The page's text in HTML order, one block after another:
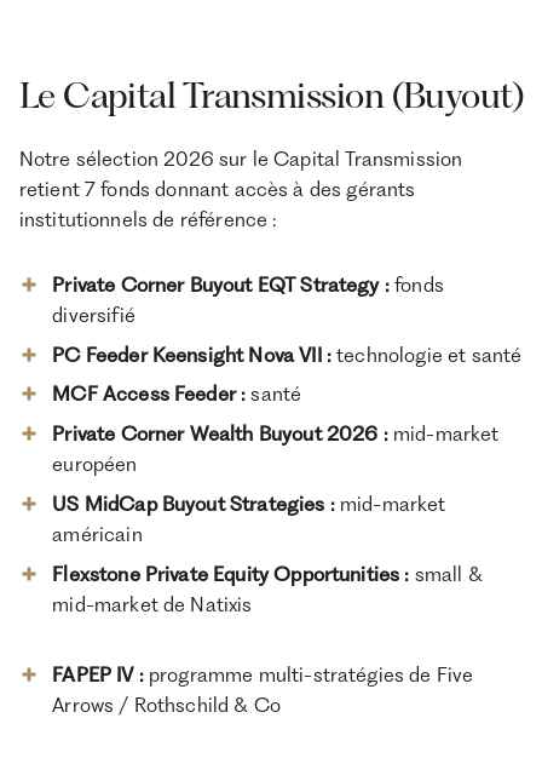
Ticket
100 000 euros Capital appelé progressivement
Délai de
souscription
31/10/2026
Durée de vie 10 ansProrogation possible de 3 fois 1 an
Liquidité
liquidation
Frais d’entrée
n’en facturent pas)
Frais de
1,33% (au niveau du fonds nourricier)
Commission
performance
fiscal
values (sous conditions)Non éligible au PEA, à
l’assurance-vie française ni au PER
Indicateur de
6 sur 7
Le Capital Transmission (Buyout)
Notre sélection 2026 sur le Capital Transmission
retient 7 fonds donnant accès à des gérants
institutionnels de référence :
Private Corner Buyout EQT Strategy :fonds
diversifié
PC Feeder Keensight Nova VII :technologie et santé
MCF Access Feeder :santé
Private Corner Wealth Buyout 2026 : mid-market
européen
US MidCap Buyout Strategies :mid-market
américain
Flexstone Private Equity Opportunities : small &
mid-market de Natixis
FAPEP IV : programme multi-stratégies de Five
Arrows / Rothschild & Co